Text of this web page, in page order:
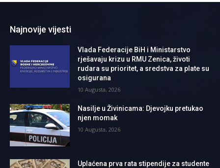
Najnovije vijesti
Vlada Federacije BiH i Ministarstvo
rješavaju krizu u RMU Zenica, životi
rudara su prioritet, a sredstva za plate su
osigurana
10 Augusta, 2026
Nasilje u Živinicama: Djevojku pretukao
njen momak
10 Augusta, 2026
Uplaćena prva rata stipendije za studente